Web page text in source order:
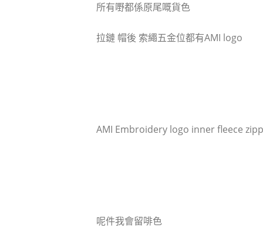
所有嘢都係原尾嘅貨色
拉鏈 帽後 索繩五金位都有AMI logo
AMI Embroidery logo inner fleece
呢件我會留啡色